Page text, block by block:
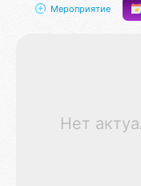
Мероприятие
Нет